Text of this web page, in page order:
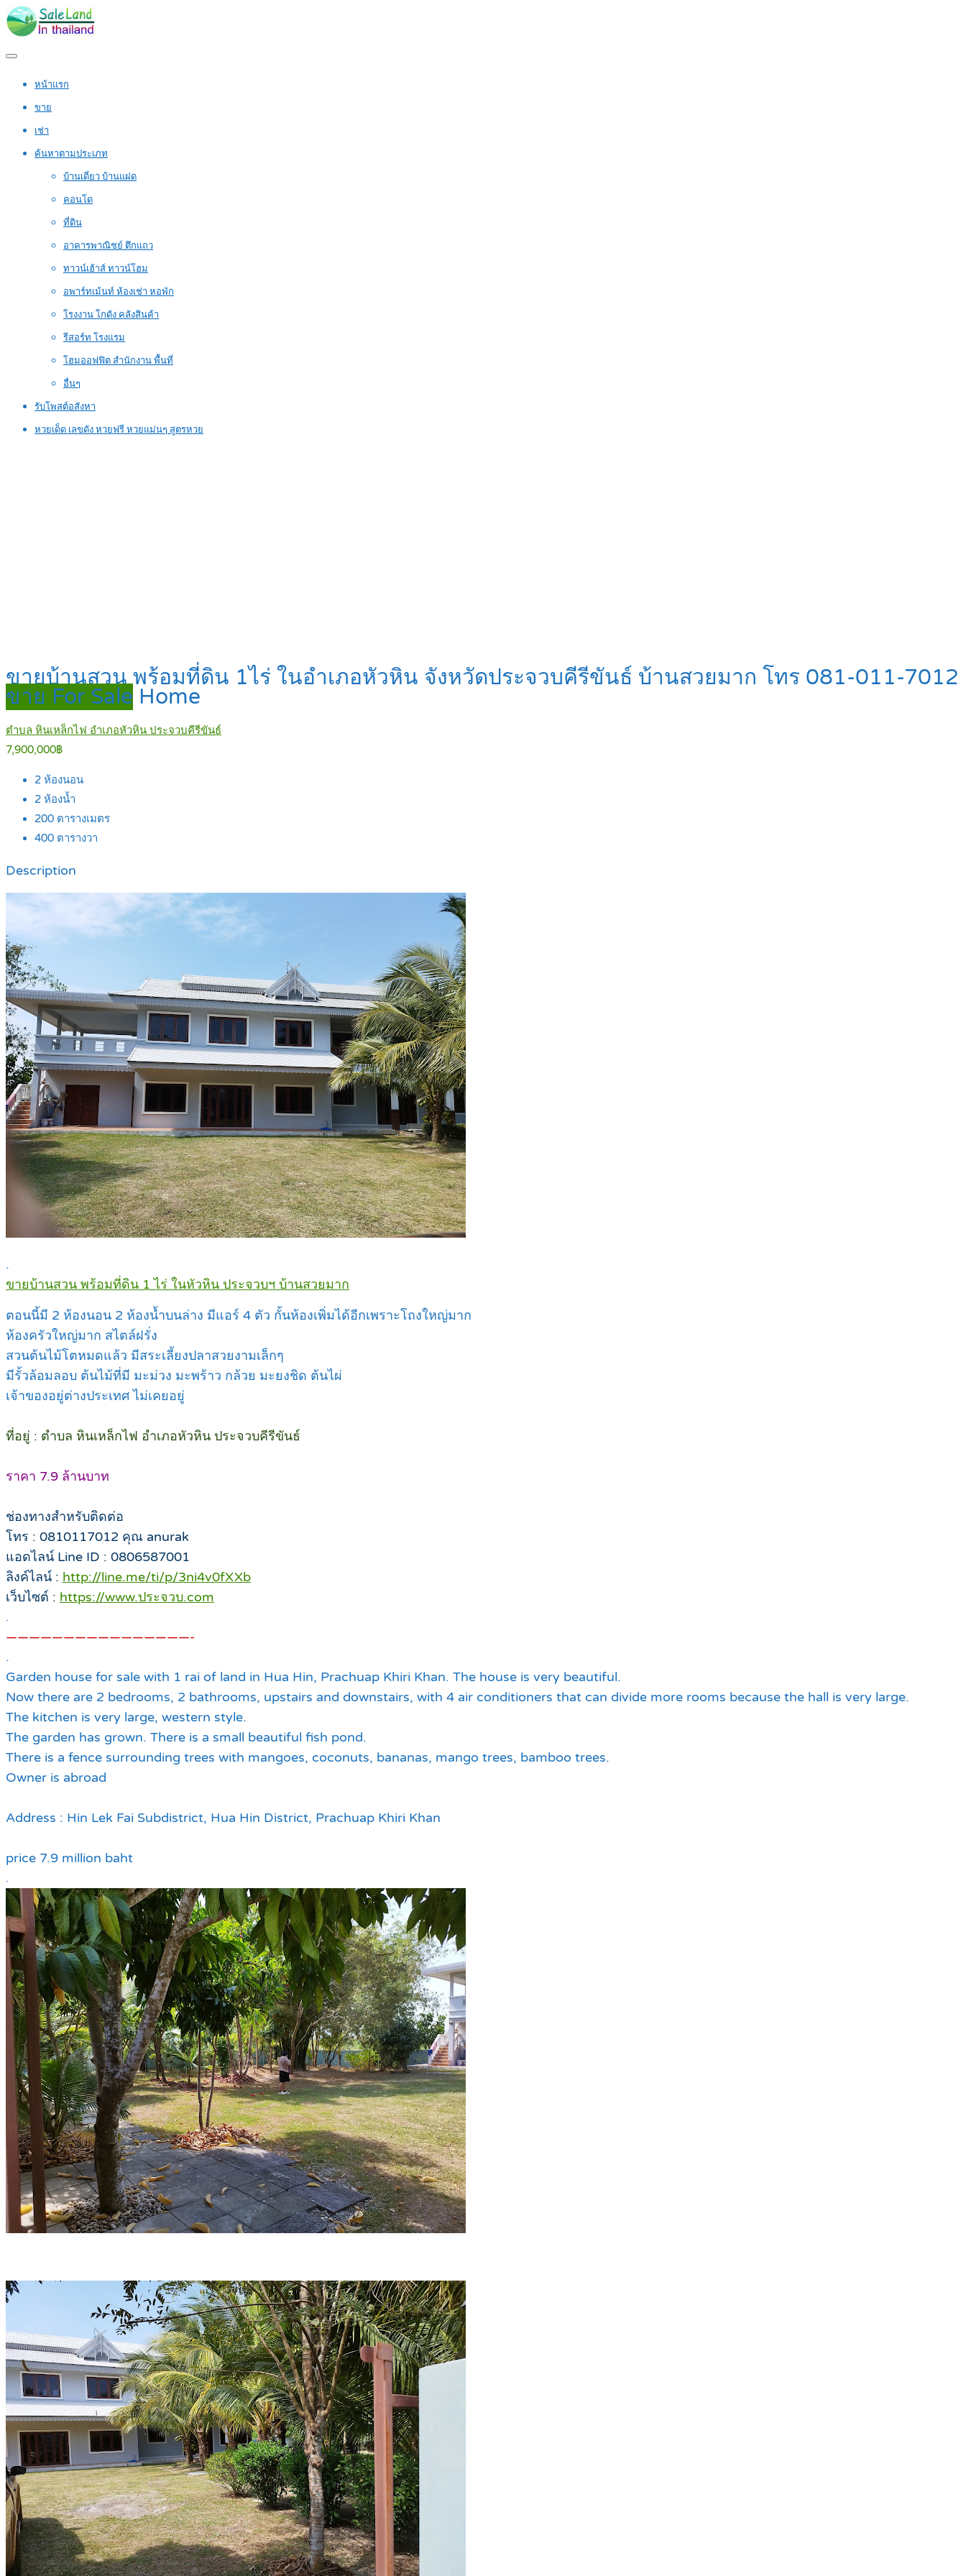
หน้าแรก
ขาย
เช่า
ค้นหาตามประเภท
บ้านเดี่ยว บ้านแฝด
คอนโด
ที่ดิน
อาคารพาณิชย์ ตึกแถว
ทาวน์เฮ้าส์ ทาวน์โฮม
อพาร์ทเม้นท์ ห้องเช่า หอพัก
โรงงาน โกดัง คลังสินค้า
รีสอร์ท โรงแรม
โฮมออฟฟิต สำนักงาน พื้นที่
อื่นๆ
รับโพสต์อสังหา
หวยเด็ด เลขดัง หวยฟรี หวยแม่นๆ สูตรหวย
ขายบ้านสวน พร้อมที่ดิน 1ไร่ ในอำเภอหัวหิน จังหวัดประจวบคีรีขันธ์ บ้านสวยมาก โทร 081-011-7012
ขาย For Sale Home
ตำบล หินเหล็กไฟ อำเภอหัวหิน ประจวบคีรีขันธ์
7,900,000฿
2 ห้องนอน
2 ห้องน้ำ
200 ตารางเมตร
400 ตารางวา
Description
.
ขายบ้านสวน พร้อมที่ดิน 1 ไร่ ในหัวหิน ประจวบฯ บ้านสวยมาก
ตอนนี้มี 2 ห้องนอน 2 ห้องน้ำบนล่าง มีแอร์ 4 ตัว กั้นห้องเพิ่มได้อีกเพราะโถงใหญ่มาก
ห้องครัวใหญ่มาก สไตล์ฝรั่ง
สวนต้นไม้โตหมดแล้ว มีสระเลี้ยงปลาสวยงามเล็กๆ
มีรั้วล้อมลอบ ต้นไม้ที่มี มะม่วง มะพร้าว กล้วย มะยงชิด ต้นไผ่
เจ้าของอยู่ต่างประเทศ ไม่เคยอยู่
ที่อยู่ : ตำบล หินเหล็กไฟ อำเภอหัวหิน ประจวบคีรีขันธ์
ราคา 7.9 ล้านบาท
ช่องทางสำหรับติดต่อ
โทร : 0810117012 คุณ anurak
แอดไลน์ Line ID : 0806587001
ลิงค์ไลน์ : http://line.me/ti/p/3ni4v0fXXb
เว็บไซต์ : https://www.ประจวบ.com
.
————————————————-
.
Garden house for sale with 1 rai of land in Hua Hin, Prachuap Khiri Khan. The house is very beautiful.
Now there are 2 bedrooms, 2 bathrooms, upstairs and downstairs, with 4 air conditioners that can divide more rooms because the hall is very large.
The kitchen is very large, western style.
The garden has grown. There is a small beautiful fish pond.
There is a fence surrounding trees with mangoes, coconuts, bananas, mango trees, bamboo trees.
Owner is abroad
Address : Hin Lek Fai Subdistrict, Hua Hin District, Prachuap Khiri Khan
price 7.9 million baht
.